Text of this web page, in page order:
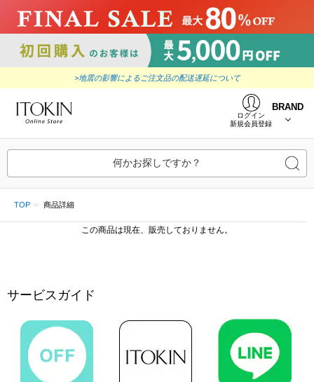
>地震の影響によるご注文品の配送遅延について
ログイン
新規会員登録
BRAND
何かお探しですか？
TOP 商品詳細
この商品は現在、販売しておりません。
サービスガイド